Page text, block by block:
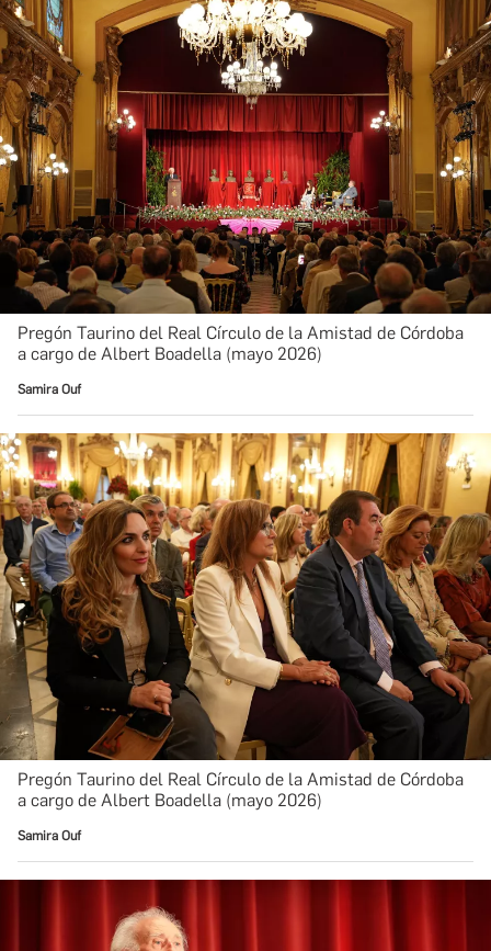
Pregón Taurino del Real Círculo de la Amistad de Córdoba
a cargo de Albert Boadella (mayo 2026)
Samira Ouf
Pregón Taurino del Real Círculo de la Amistad de Córdoba
a cargo de Albert Boadella (mayo 2026)
Samira Ouf